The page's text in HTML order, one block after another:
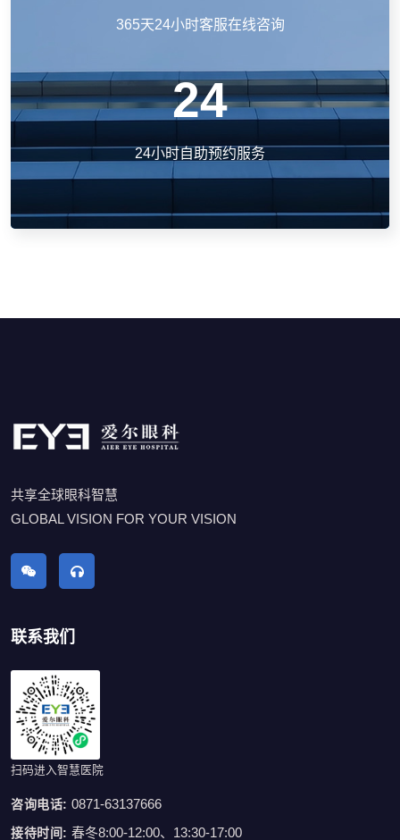
365天24小时客服在线咨询
24
24小时自助预约服务
共享全球眼科智慧
GLOBAL VISION FOR YOUR VISION
联系我们
扫码进入智慧医院
咨询电话: 0871-63137666
接待时间: 春冬8:00-12:00、13:30-17:00